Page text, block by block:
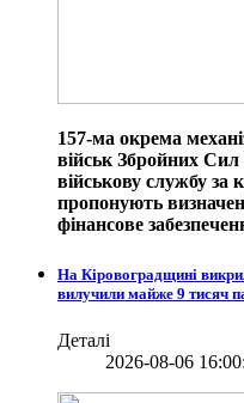
157-ма окрема
військ Збройних
військову службу
пропонують
фінансове
На Кіровоградщині
вилучили майже 9 тисяч
Деталі
2026-08-06